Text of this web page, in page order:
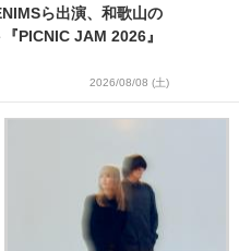
ら出演、和歌山の
PICNIC JAM 2026』
2026/08/08 (土)